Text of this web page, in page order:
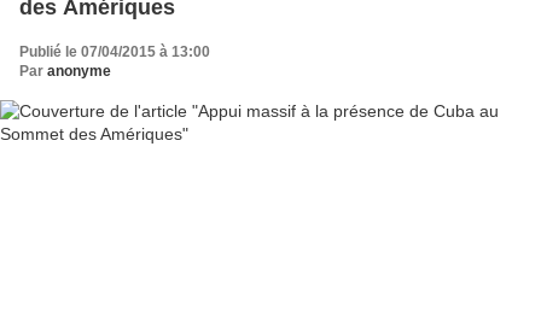
des Amériques
Publié le 07/04/2015 à 13:00
Par anonyme